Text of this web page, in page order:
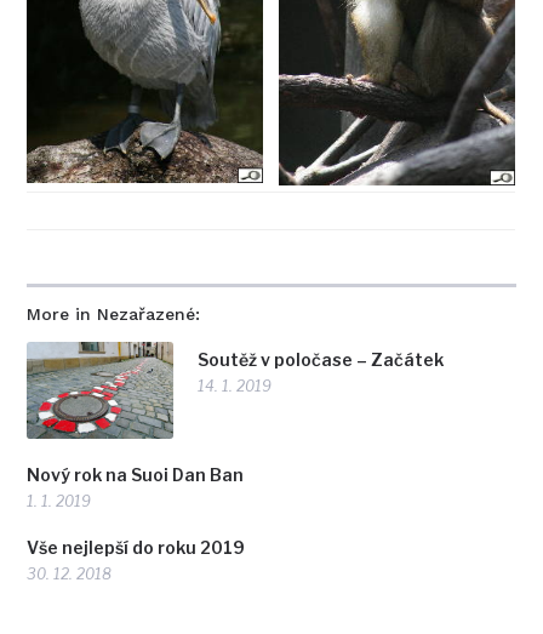
More in Nezařazené:
Soutěž v poločase – Začátek
14. 1. 2019
Nový rok na Suoi Dan Ban
1. 1. 2019
Vše nejlepší do roku 2019
30. 12. 2018